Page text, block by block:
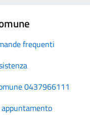
frequenti
0437966111